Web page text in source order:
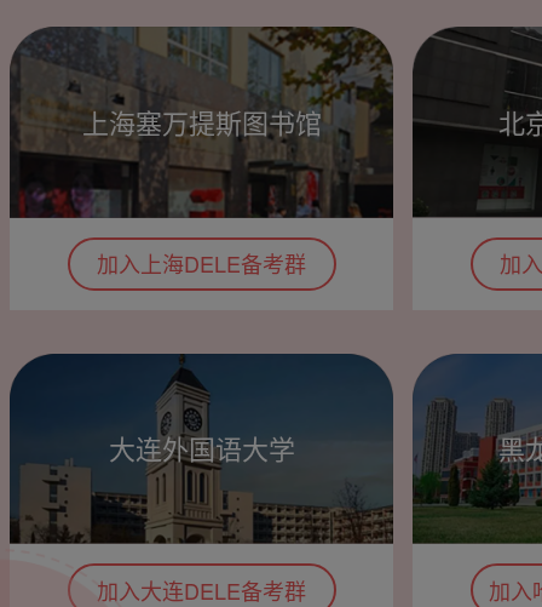
上海塞万提斯图书馆
加入上海DELE备考群
北
加
大连外国语大学
加入大连DELE备考群
黑
加入